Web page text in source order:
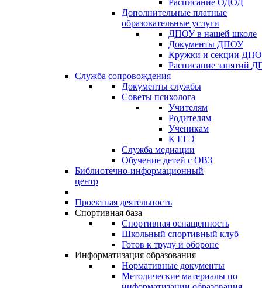
Расписание ОДОД
Дополнительные платные
образовательные услуги
ДПОУ в нашей школе
Документы ДПОУ
Кружки и секции
Расписание занятий
Служба сопровождения
Документы службы
Советы психолога
Учителям
Родителям
Ученикам
К ЕГЭ
Служба медиации
Обучение детей с ОВЗ
Библиотечно-информационный
центр
Проектная деятельность
Спортивная база
Спортивная оснащенность
Школьный спортивный клуб
Готов к труду и обороне
Информатизация образования
Нормативные документы
Методические материалы по